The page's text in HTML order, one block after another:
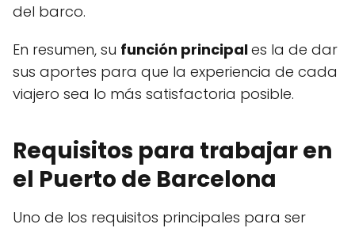
del barco.
En resumen, su función principales la de dar
sus aportes para que la experiencia de cada
viajero sea lo más satisfactoria posible.
Requisitos para trabajar en
el Puerto de Barcelona
Uno de los requisitos principales para ser